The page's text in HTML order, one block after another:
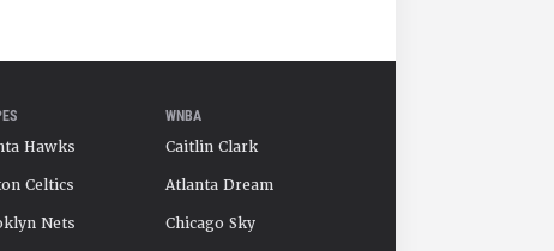
Hawks
Celtics
Nets
WNBA
Caitlin Clark
Atlanta Dream
Chicago Sky